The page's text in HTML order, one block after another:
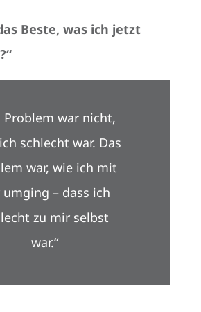
Beste, was ich jetzt
Problem war nicht,
schlecht war. Das
war, wie ich mit
– dass ich
zu mir selbst
war.“